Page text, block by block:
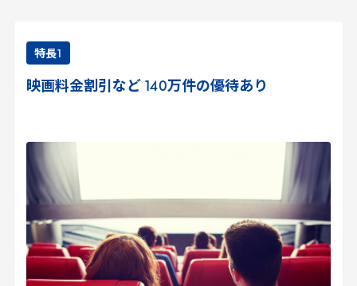
特長
映画料金割引など 140万件の優待あり